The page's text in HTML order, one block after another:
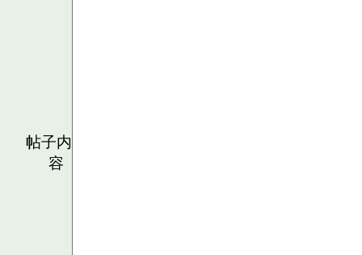
帖子内
容